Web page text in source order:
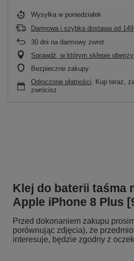
Wysyłka w poniedziałek
Darmowa i szybka dostawa od
30 dni na darmowy zwrot
Sprawdź, w którym sklepie
Bezpieczne zakupy
Odroczone płatności . Kup teraz,
zwrócisz
Klej do baterii taśma
Apple iPhone 8 Plus
Przed dokonaniem zakupu
porównując zdjęcia), że
interesuje, będzie zgodny z